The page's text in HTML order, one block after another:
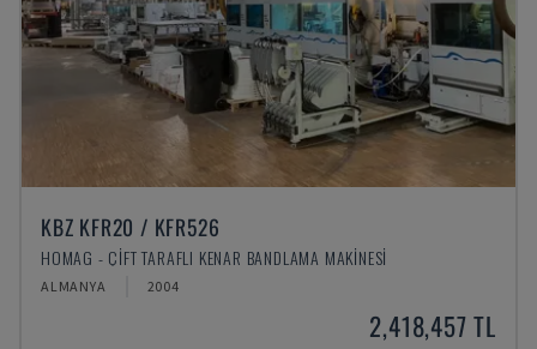
KBZ KFR20 / KFR526
HOMAG - ÇIFT TARAFLI KENAR BANDLAMA MAKINESI
ALMANYA 2004
2,418,457 TL